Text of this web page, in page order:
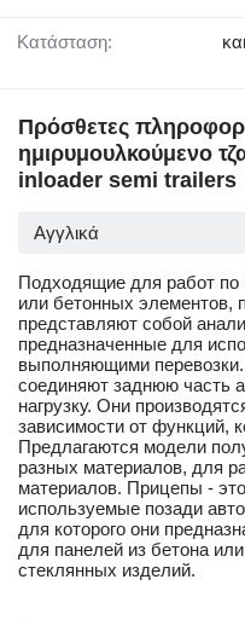
Κατάσταση:
Πρόσθετες
ημιρυμουλκούμενο
inloader semi trailers
Αγγλικά
Подходящие для работ по
или бетонных элементов,
представляют собой
предназначенные для
выполняющими
соединяют заднюю часть
нагрузку. Они
зависимости от функций,
Предлагаются модели
разных материалов, для
материалов. Прицепы -
используемые позади
для которого они
для панелей из бетона
стеклянных изделий.